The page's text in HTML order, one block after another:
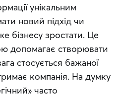
унікальним
новий підхід чи
бізнесу зростати. Це
допомагає створювати
стосується бажаної
компанія. На думку
часто